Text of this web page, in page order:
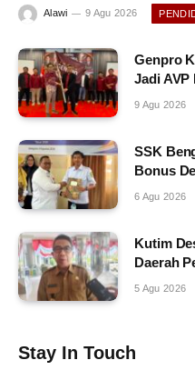
Alawi 9 Agu 2026
Genpro
Jadi AVP
9 Agu 2026
SSK
Bonus
6 Agu 2026
Kutim
Daerah
5 Agu 2026
Stay In Touch